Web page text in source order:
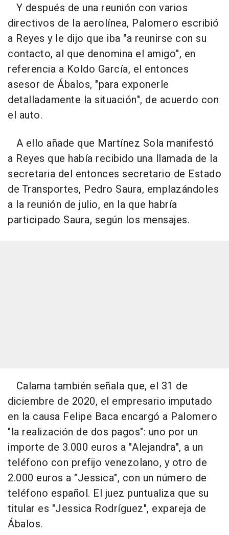
Y después de una reunión con varios
directivos de la aerolínea, Palomero escribió
a Reyes y le dijo que iba "a reunirse con su
contacto, al que denomina el amigo", en
referencia a Koldo García, el entonces
asesor de Ábalos, "para exponerle
detalladamente la situación", de acuerdo con
el auto.
A ello añade que Martínez Sola manifestó
a Reyes que había recibido una llamada de la
secretaria del entonces secretario de Estado
de Transportes, Pedro Saura, emplazándoles
a la reunión de julio, en la que habría
participado Saura, según los mensajes.
Calama también señala que, el 31 de
diciembre de 2020, el empresario imputado
en la causa Felipe Baca encargó a Palomero
"la realización de dos pagos": uno por un
importe de 3.000 euros a "Alejandra", a un
teléfono con prefijo venezolano, y otro de
2.000 euros a "Jessica", con un número de
teléfono español. El juez puntualiza que su
titular es "Jessica Rodríguez", expareja de
Ábalos.